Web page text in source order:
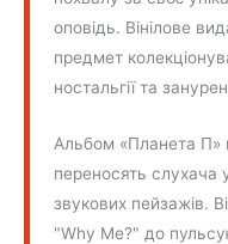
оповідь. Вінілове
предмет
ностальгії та
Альбом «Планета П»
переносять слухача
звукових пейзажів.
"Why Me?" до